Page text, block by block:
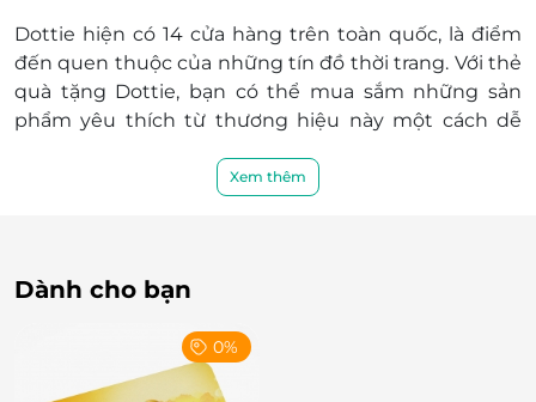
Dottie hiện có 14 cửa hàng trên toàn quốc, là điểm
đến quen thuộc của những tín đồ thời trang. Với thẻ
quà tặng Dottie, bạn có thể mua sắm những sản
phẩm yêu thích từ thương hiệu này một cách dễ
Xem thêm
Dành cho bạn
0%